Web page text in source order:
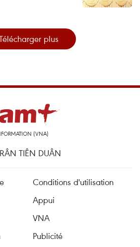
plus
(VNA)
TIÊN DUÂN
Conditions d'utilisation
Appui
VNA
Publicité